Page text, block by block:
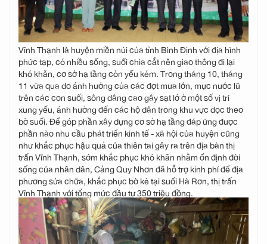
Vĩnh Thạnh là huyện miền núi của tỉnh Bình Định với địa hình
phức tạp, có nhiều sống, suối chia cắt nên giao thông đi lại
khó khăn, cơ sở hạ tầng còn yếu kém. Trong tháng 10, tháng
11 vừa qua do ảnh hưởng của các đợt mưa lớn, mực nước lũ
trên các con suối, sông dâng cao gây sạt lở ở một số vị trí
xung yếu, ảnh hưởng đến các hộ dân trong khu vực dọc theo
bờ suối. Để góp phần xây dựng cơ sở hạ tầng đáp ứng được
phần nào nhu cầu phát triển kinh tế - xã hội của huyện cũng
như khắc phục hậu quả của thiên tai gây ra trên địa bàn thị
trấn Vĩnh Thạnh, sớm khắc phục khó khăn nhằm ổn định đời
sống của nhân dân, Cảng Quy Nhơn đã hỗ trợ kinh phí để địa
phương sửa chữa, khắc phục bờ kè tại suối Hà Rơn, thị trấn
Vĩnh Thạnh với tổng mức đầu tư 350 triệu đồng.